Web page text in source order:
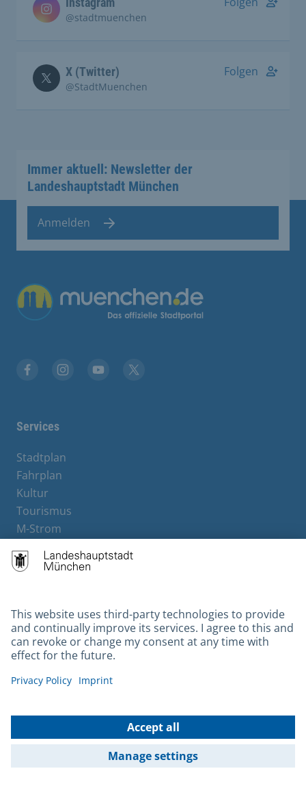
@stadtmuenchen
X (Twitter)
@StadtMuenchen
Folgen
Immer aktuell: Newsletter der
Landeshauptstadt München
Anmelden
Übergreifende Links
Services
Stadtplan
Fahrplan
Kultur
Tourismus
M-Strom
Hotels
Contact
Barrierefreiheit
Leichte Sprache
Gebärdensprache
Kontakt